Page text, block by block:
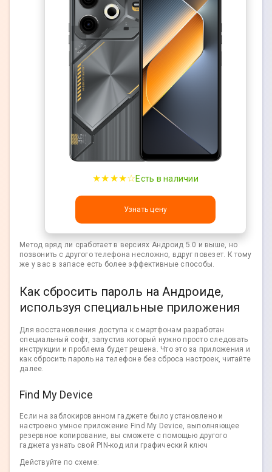
★★★★☆Есть в наличии
Узнать цену
Метод вряд ли сработает в версиях Андроид 5.0 и выше, но
позвонить с другого телефона несложно, вдруг повезет. К тому
же у вас в запасе есть более эффективные способы.
Как сбросить пароль на Андроиде,
используя специальные приложения
Для восстановления доступа к смартфонам разработан
специальный софт, запустив который нужно просто следовать
инструкции и проблема будет решена. Что это за приложения и
как сбросить пароль на телефоне без сброса настроек, читайте
далее.
Find My Device
Если на заблокированном гаджете было установлено и
настроено умное приложение Find My Device, выполняющее
резервное копирование, вы сможете с помощью другого
гаджета узнать свой PIN-код или графический ключ
Действуйте по схеме: